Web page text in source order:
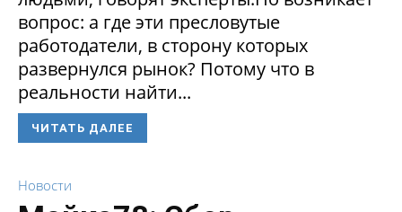
вопрос: а где эти пресловутые
работодатели, в сторону которых
развернулся рынок? Потому что в
реальности найти...
ЧИТАТЬ ДАЛЕЕ
Новости